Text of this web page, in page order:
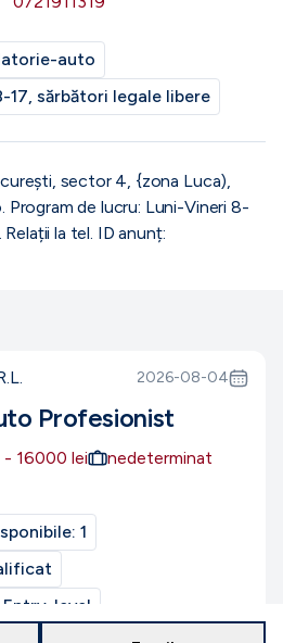
auto
17, sărbători legale libere
sector 4, {zona Luca),
Program de lucru: Luni-Vineri 8-
la tel. ID anunț:
2026-08-04
Profesionist
- 16000 lei
nedeterminat
1
Entry-level